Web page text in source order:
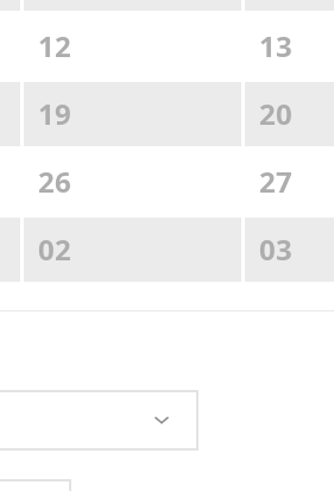
12 13
19 20
26 27
02 03